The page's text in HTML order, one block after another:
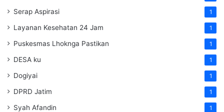
Serap Aspirasi 1
Layanan Kesehatan 24 Jam 1
Puskesmas Lhoknga Pastikan 1
DESA ku 1
Dogiyai 1
DPRD Jatim 1
Syah Afandin 1